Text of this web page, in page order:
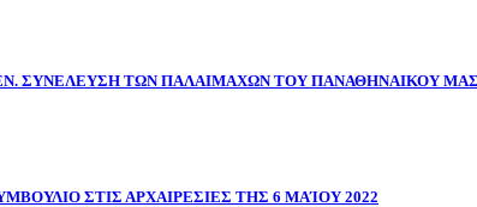
ΣΥΝΕΛΕΥΣΗ ΤΩΝ ΠΑΛΑΙΜΑΧΩΝ ΤΟΥ ΠΑΝΑΘΗΝΑΙΚΟΥ ΜΑΣ
ΣΤΙΣ ΑΡΧΑΙΡΕΣΙΕΣ ΤΗΣ 6 ΜΑΊΟΥ 2022